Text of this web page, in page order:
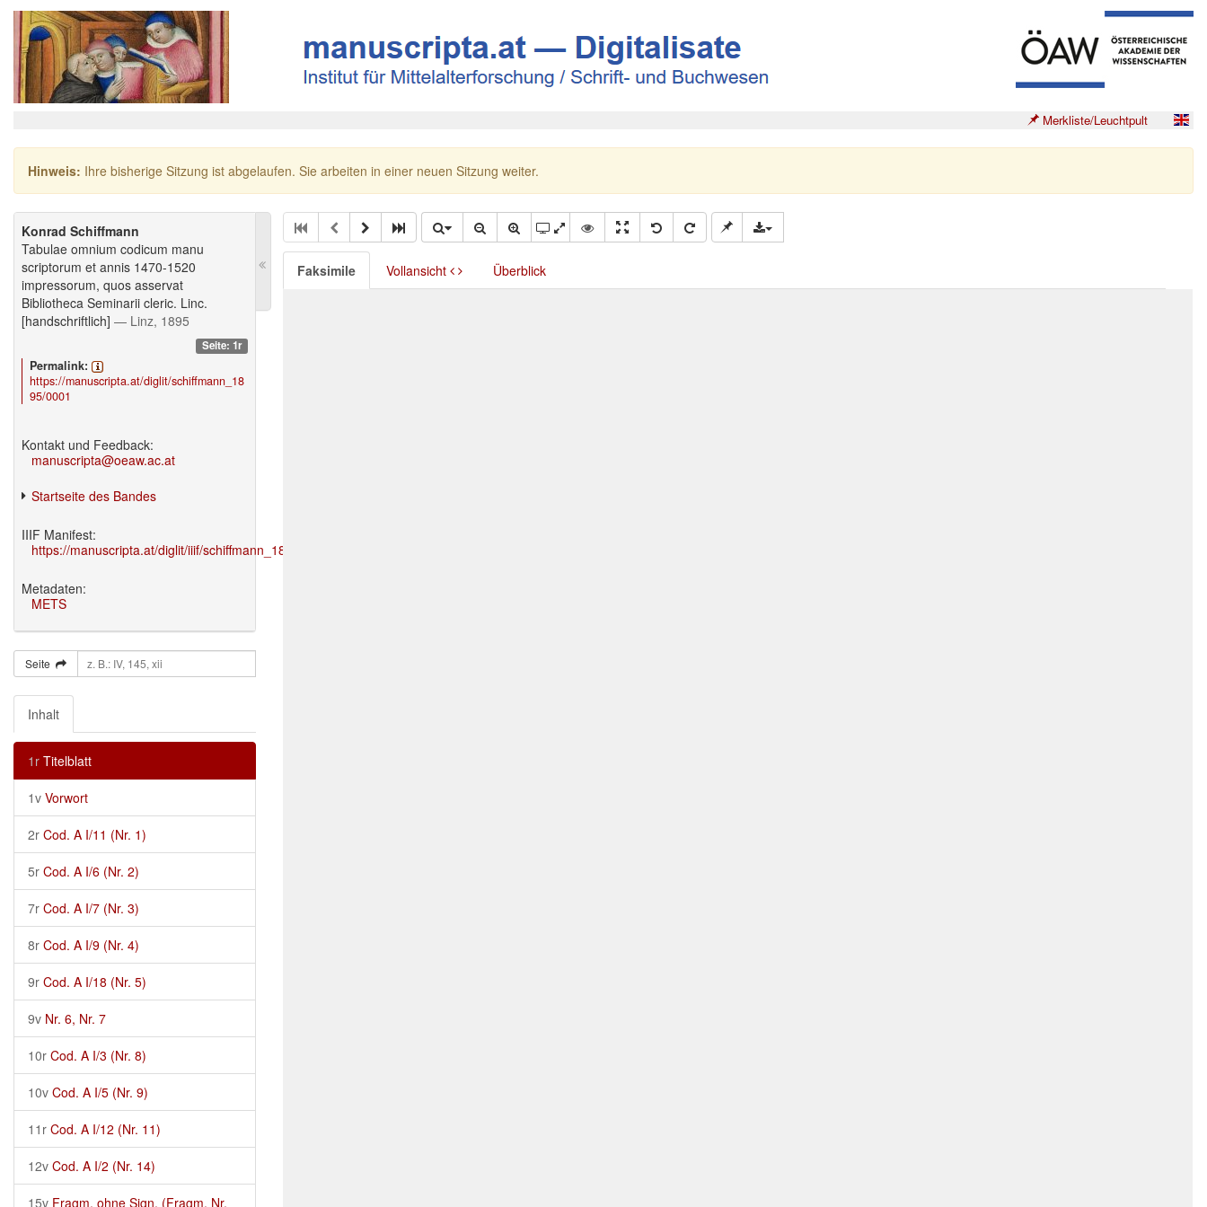
Merkliste/Leuchtpult
Hinweis: Ihre bisherige Sitzung ist abgelaufen. Sie arbeiten in einer neuen Sitzung weiter.
Konrad Schiffmann
Tabulae omnium codicum manu
scriptorum et annis 1470-1520
impressorum, quos asservat
Bibliotheca Seminarii cleric. Linc.
[handschriftlich] — Linz, 1895
Seite: 1r
Permalink:
https://manuscripta.at/diglit/schiffmann_18
95/0001
Kontakt und Feedback:
manuscripta@oeaw.ac.at
Startseite des Bandes
IIIF Manifest:
https://manuscripta.at/diglit/iiif/schiffmann_1895/manifest.json
Metadaten:
METS
Seite
Inhalt
1r Titelblatt
1v Vorwort
2r Cod. A I/11 (Nr. 1)
5r Cod. A I/6 (Nr. 2)
7r Cod. A I/7 (Nr. 3)
8r Cod. A I/9 (Nr. 4)
9r Cod. A I/18 (Nr. 5)
9v Nr. 6, Nr. 7
10r Cod. A I/3 (Nr. 8)
10v Cod. A I/5 (Nr. 9)
11r Cod. A I/12 (Nr. 11)
12v Cod. A I/2 (Nr. 14)
15v Fragm. ohne Sign. (Fragm. Nr.
Faksimile Vollansicht Überblick